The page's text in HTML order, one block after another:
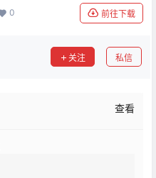
0 前往下载
关注 私信
查看